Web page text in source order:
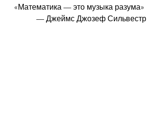
«Математика — это музыка разума»
— Джеймс Джозеф Сильвестр